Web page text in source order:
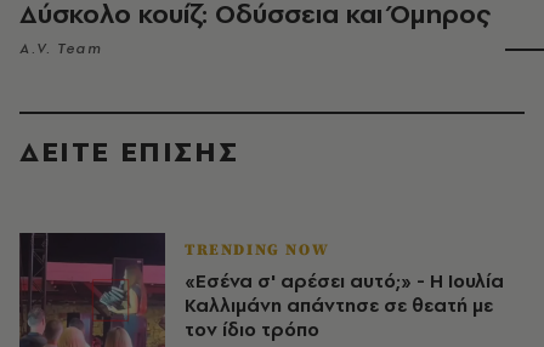
Δύσκολο κουίζ: Οδύσσεια και Όμηρος
A.V. Team
ΔΕΙΤΕ ΕΠΙΣΗΣ
TRENDING NOW
«Εσένα σ' αρέσει αυτό;» - Η Ιουλία
Καλλιμάνη απάντησε σε θεατή με
τον ίδιο τρόπο